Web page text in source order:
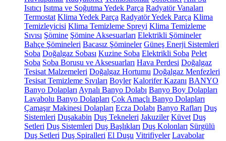
Isıtıcı Isıtma ve Soğutma Yedek Parça Radyatör Vanaları
Termostat Klima Yedek Parça Radyatör Yedek Parça Klima
Temizleyicisi Klima Temizleme Spreyi Klima Temizleme
Sıvısı Şömine Şömine Aksesuarları Elektrikli Şömineler
Bahçe Şömineleri Bacasız Şömineler Güneş Enerji Sistemleri
Soba Doğalgaz Sobası Kuzine Soba Elektrikli Soba Pelet
Soba Soba Borusu ve Aksesuarları Hava Perdesi Doğalgaz
Tesisat Malzemeleri Doğalgaz Hortumu Doğalgaz Menfezleri
Tesisat Temizleme Sıvıları Boyler Kalorifer Kazanı BANYO
Banyo Dolapları Aynalı Banyo Dolabı Banyo Boy Dolapları
Lavabolu Banyo Dolapları Çok Amaçlı Banyo Dolapları
Çamaşır Makinesi Dolapları Ecza Dolabı Banyo Rafları Duş
Sistemleri Duşakabin Duş Tekneleri Jakuziler Küvet Duş
Setleri Duş Sistemleri Duş Başlıkları Duş Kolonları Sürgülü
Duş Setleri Duş Spiralleri El Duşu Vitrifiyeler Lavabolar